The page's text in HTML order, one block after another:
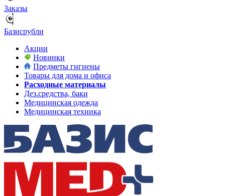
Заказы
Базисрубли
Акции
Новинки
Предметы гигиены
Товары для дома и офиса
Расходные материалы
Дез.средства, баки
Медицинская одежда
Медицинская техника